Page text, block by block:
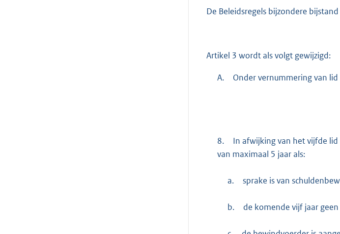
De Beleidsregels bijzondere
Artikel 3 wordt als volgt gewijzigd:
A. Onder vernummering van
8.
In afwijking van het vijfde
van maximaal 5 jaar als:
a. sprake is van
b. de komende vijf jaar